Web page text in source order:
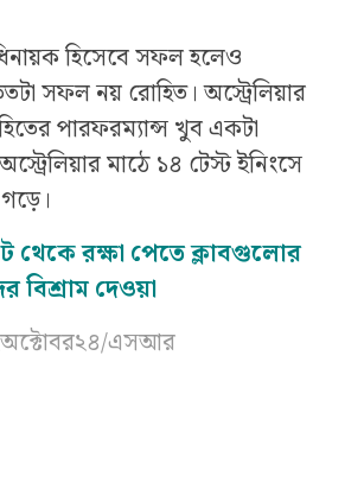
হিসেবে সফল হলেও
সফল নয় রোহিত। অস্ট্রেলিয়ার
পারফরম্যান্স খুব একটা
মাঠে ১৪ টেস্ট ইনিংসে
থেকে রক্ষা পেতে ক্লাবগুলোর
বিশ্রাম দেওয়া
এসআর